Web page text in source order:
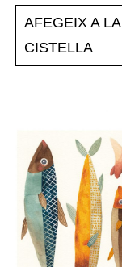
AFEGEIX A LA
CISTELLA